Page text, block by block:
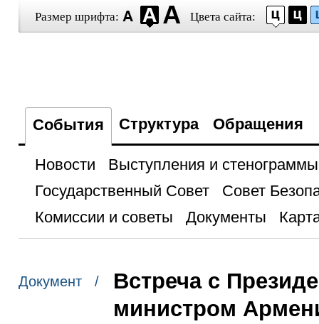
Размер шрифта: Цвета сайта:
События Структура Обращения
Новости
Выступления и стенограммы
Государственный Совет
Совет
Комиссии и советы
Документы
Документ /
Встреча с
министром